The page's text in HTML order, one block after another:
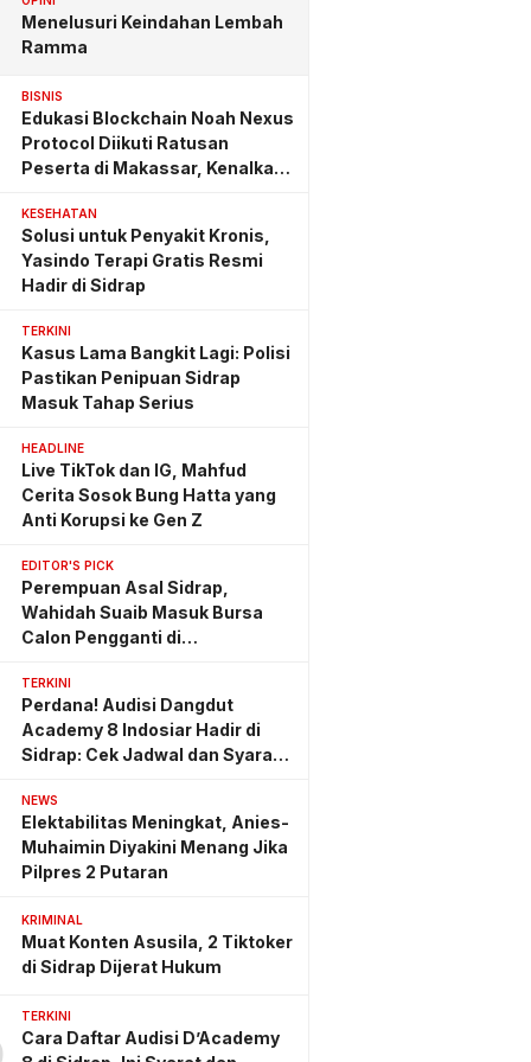
Menelusuri Keindahan Lembah
Ramma
BISNIS
Edukasi Blockchain Noah Nexus
Protocol Diikuti Ratusan
Peserta di Makassar, Kenalkan
KESEHATAN
Solusi untuk Penyakit Kronis,
Yasindo Terapi Gratis Resmi
Hadir di Sidrap
TERKINI
Kasus Lama Bangkit Lagi: Polisi
Pastikan Penipuan Sidrap
Masuk Tahap Serius
HEADLINE
Live TikTok dan IG, Mahfud
Cerita Sosok Bung Hatta yang
Anti Korupsi ke Gen Z
EDITOR'S PICK
Perempuan Asal Sidrap,
Wahidah Suaib Masuk Bursa
Calon Pengganti di
TERKINI
Perdana! Audisi Dangdut
Academy 8 Indosiar Hadir di
Sidrap: Cek Jadwal dan Syarat
NEWS
Elektabilitas Meningkat, Anies-
Muhaimin Diyakini Menang Jika
Pilpres 2 Putaran
KRIMINAL
Muat Konten Asusila, 2 Tiktoker
di Sidrap Dijerat Hukum
TERKINI
Cara Daftar Audisi D’Academy